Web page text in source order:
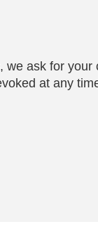
we ask for your
at any